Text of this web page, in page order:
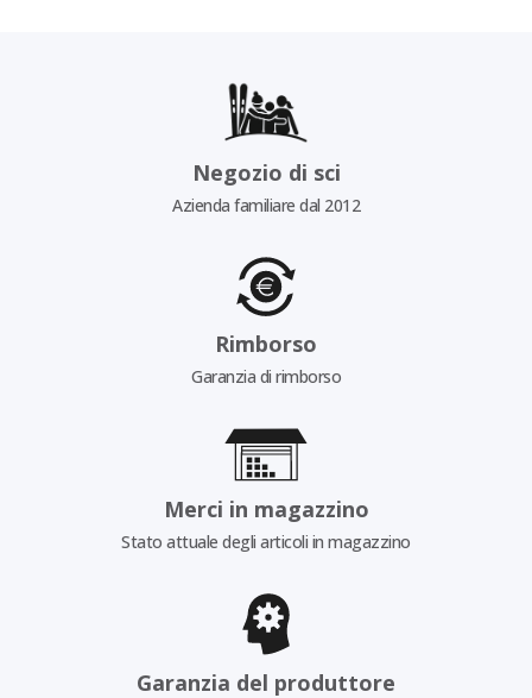
Negozio di sci
Azienda familiare dal 2012
Rimborso
Garanzia di rimborso
Merci in magazzino
Stato attuale degli articoli in magazzino
Garanzia del produttore